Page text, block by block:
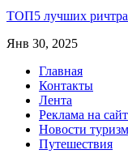
ТОП5 лучших
Янв 30, 2025
Главная
Контакты
Лента
Реклама на
Новости
Путешествия